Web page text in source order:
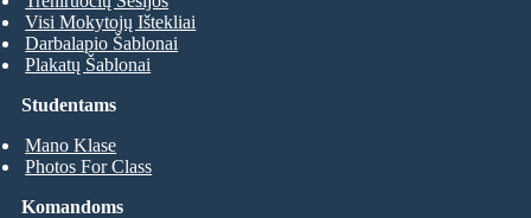
Studentams
Mano Klase
Photos For Class
Visi Mokytojų Ištekliai
Darbalapio Šablonai
Plakatų Šablonai
Komandoms